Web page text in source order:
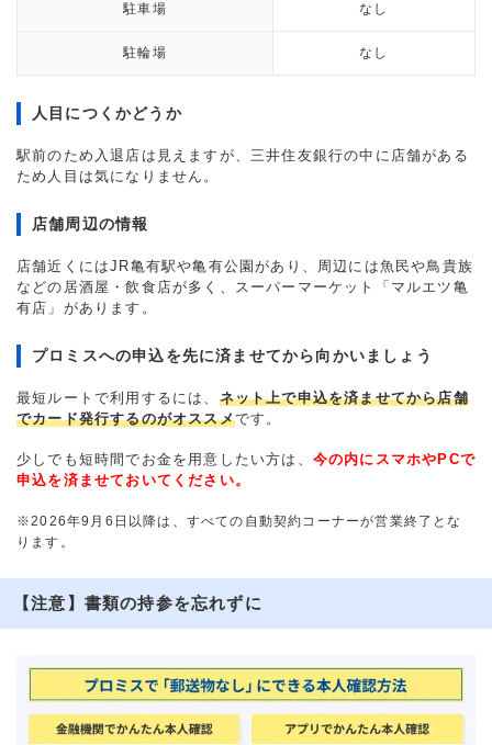
駐車場 なし
駐輪場 なし
人目につくかどうか
駅前のため入退店は見えますが、三井住友銀行の中に店舗がある
ため人目は気になりません。
店舗周辺の情報
店舗近くにはJR亀有駅や亀有公園があり、周辺には魚民や鳥貴族
などの居酒屋・飲食店が多く、スーパーマーケット「マルエツ亀
有店」があります。
プロミスへの申込を先に済ませてから向かいましょう
最短ルートで利用するには、 ネット上で申込を済ませてから店舗
でカード発行するのがオススメです。
少しでも短時間でお金を用意したい方は、 今の内にスマホやPCで
申込を済ませておいてください。
※2026年9月6日以降は、すべての自動契約コーナーが営業終了とな
ります。
【注意】書類の持参を忘れずに